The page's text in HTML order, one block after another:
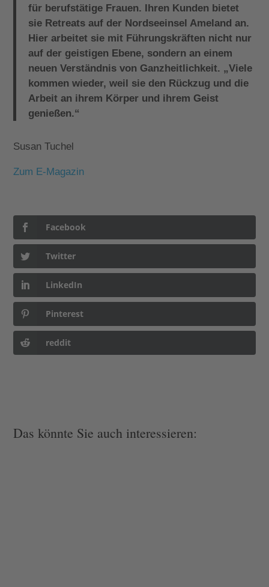
für berufstätige Frauen. Ihren Kunden bietet
sie Retreats auf der Nordseeinsel Ameland an.
Hier arbeitet sie mit Führungskräften nicht nur
auf der geistigen Ebene, sondern an einem
neuen Verständnis von Ganzheitlichkeit. „Viele
kommen wieder, weil sie den Rückzug und die
Arbeit an ihrem Körper und ihrem Geist
genießen.“
Susan Tuchel
Zum E-Magazin
Facebook
Twitter
LinkedIn
Pinterest
reddit
Das könnte Sie auch interessieren: